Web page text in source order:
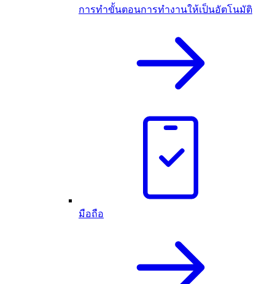
การทำขั้นตอนการทำงานให้เป็นอัตโนมัติ
มือถือ